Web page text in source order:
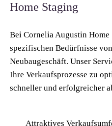
Home Staging
Bei Cornelia Augustin
spezifischen Bedürfnisse
Neubaugeschäft. Unser
Ihre Verkaufsprozesse zu
schneller und erfolgreicher
Attraktives